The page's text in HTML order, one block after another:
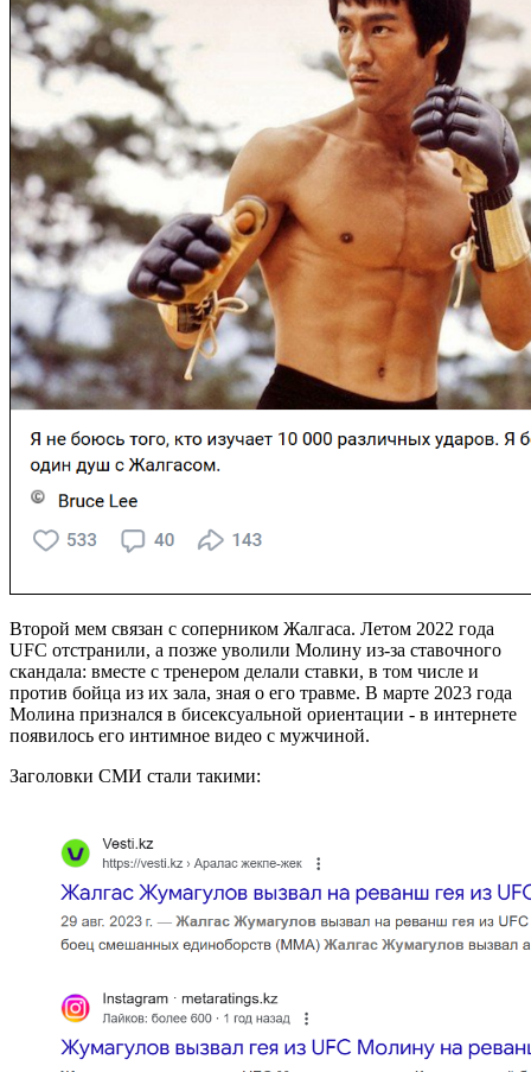
Второй мем связан с соперником Жалгаса. Летом 2022 года
UFC отстранили, а позже уволили Молину из-за ставочного
скандала: вместе с тренером делали ставки, в том числе и
против бойца из их зала, зная о его травме. В марте 2023 года
Молина признался в бисексуальной ориентации - в интернете
появилось его интимное видео с мужчиной.
Заголовки СМИ стали такими: